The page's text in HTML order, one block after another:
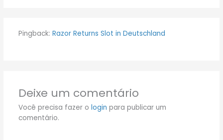
Pingback: Razor Returns Slot in Deutschland
Deixe um comentário
Você precisa fazer o login para publicar um
comentário.